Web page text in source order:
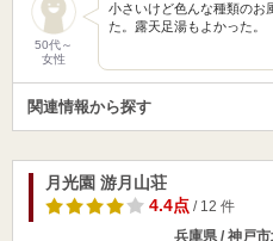
50代～
女性
小さいけど色んな種類のお
た。露天足湯もよかった。
関連情報から探す
月光園 游月山荘
4.4点/ 12 件
兵庫県 / 神戸